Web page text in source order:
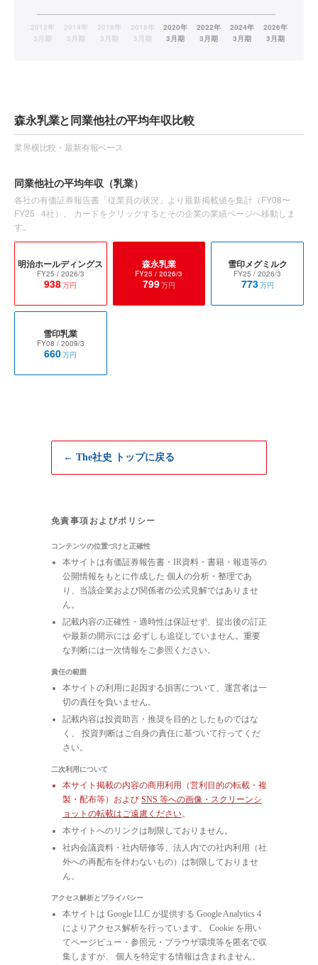
森永乳業と同業他社の平均年収比較
業界横比較・最新有報ベース
同業他社の平均年収 （乳業）
各社の有価証券報告書「従業員の状況」より最新掲載値を集計（FY08〜
FY25 · 4社）。 カードをクリックするとその企業の業績ページへ移動しま
す。
明治ホールディングス
FY25 / 2026/3
938万円
森永乳業
FY25 / 2026/3
799万円
雪印メグミルク
FY25 / 2026/3
773万円
雪印乳業
FY08 / 2009/3
660万円
← The社史 トップに戻る
免責事項およびポリシー
コンテンツの位置づけと正確性
本サイトは有価証券報告書・IR資料・書籍・報道等の
公開情報をもとに作成した 個人の分析・整理であ
り、当該企業および関係者の公式見解ではありませ
ん。
記載内容の正確性・適時性は保証せず、提出後の訂正
や最新の開示には 必ずしも追従していません。重要
な判断には一次情報をご参照ください。
責任の範囲
本サイトの利用に起因する損害について、運営者は一
切の責任を負いません。
記載内容は投資助言・推奨を目的としたものではな
く、 投資判断はご自身の責任に基づいて行ってくだ
さい。
二次利用について
本サイト掲載の内容の商用利用（営利目的の転載・複
製・配布等）および SNS 等への画像・スクリーンシ
ョットの転載はご遠慮ください。
本サイトへのリンクは制限しておりません。
社内会議資料・社内研修等、法人内での社内利用（社
外への再配布を伴わないもの）は制限しておりませ
ん。
アクセス解析とプライバシー
本サイトは Google LLC が提供する Google Analytics 4
によりアクセス解析を行っています。 Cookie を用い
てページビュー・参照元・ブラウザ環境等を匿名で収
集しますが、 個人を特定する情報は含まれません。